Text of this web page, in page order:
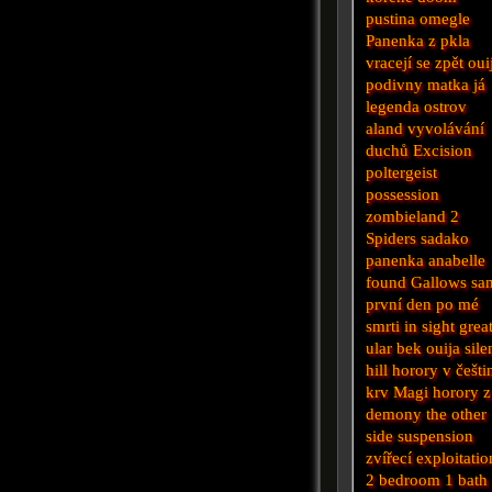
pustina omegle
Panenka z pkla
vracejí se zpět
podivny matka já
legenda ostrov
aland vyvolávání
duchů Excision
poltergeist
possession
zombieland 2
Spiders sadako
panenka anabelle
found Gallows
první den po mé
smrti in sight
ular bek ouija
hill horory v
krv Magi horory z
demony the other
side suspension
zvířecí
2 bedroom 1 bath